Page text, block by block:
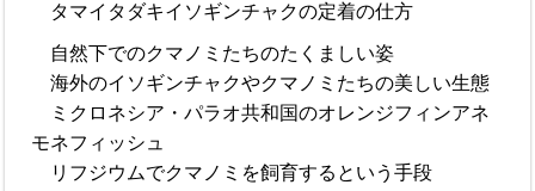
タマイタダキイソギンチャクの定着の仕方
自然下でのクマノミたちのたくましい姿
海外のイソギンチャクやクマノミたちの美しい生態
ミクロネシア・パラオ共和国のオレンジフィンアネ
モネフィッシュ
リフジウムでクマノミを飼育するという手段